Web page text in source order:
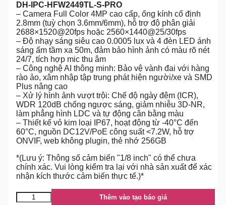
DH-IPC-HFW2449TL-S-PRO
– Camera Full Color 4MP cao cấp, ống kính cố định
2.8mm (tuỳ chọn 3.6mm/6mm), hỗ trợ độ phân giải
2688×1520@20fps hoặc 2560×1440@25/30fps
– Độ nhạy sáng siêu cao 0.0005 lux và 4 đèn LED ánh
sáng ấm tầm xa 50m, đảm bảo hình ảnh có màu rõ nét
24/7, tích hợp mic thu âm
– Công nghệ AI thông minh: Bảo vệ vành đai với hàng
rào ảo, xâm nhập tập trung phát hiện người/xe và SMD
Plus nâng cao
– Xử lý hình ảnh vượt trội: Chế độ ngày đêm (ICR),
WDR 120dB chống ngược sáng, giảm nhiễu 3D-NR,
làm phẳng hình LDC và tự động cân bằng màu
– Thiết kế vỏ kim loại IP67, hoạt động từ -40°C đến
60°C, nguồn DC12V/PoE công suất <7.2W, hỗ trợ
ONVIF, web không plugin, thẻ nhớ 256GB
*(Lưu ý: Thông số cảm biến "1/8 inch" có thể chưa
chính xác. Vui lòng kiểm tra lại với nhà sản xuất để xác
nhận kích thước cảm biến thực tế.)*
Thêm vào tạo báo giá